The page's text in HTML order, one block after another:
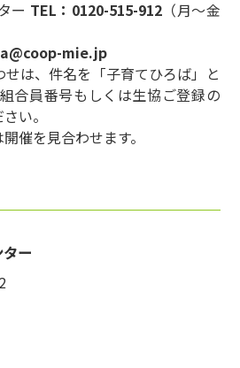
ー TEL：0120-515-912（月～金
mie.jp
は、件名を「子育てひろば」と
合員番号もしくは生協ご登録の
い。
催を見合わせます。
ー